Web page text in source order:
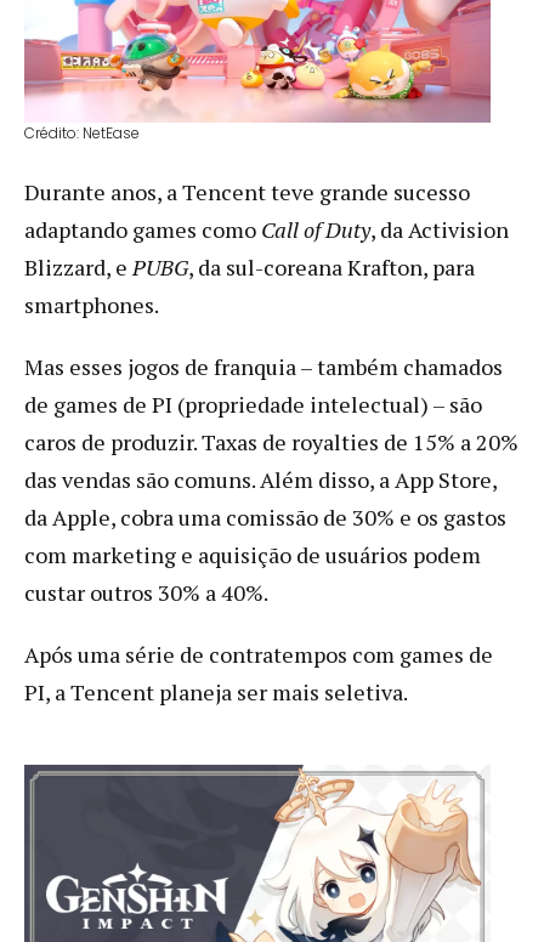
Crédito: NetEase
Durante anos, a Tencent teve grande sucesso
adaptando games como Call of Duty, da Activision
Blizzard, ePUBG, da sul-coreana Krafton, para
smartphones.
Mas esses jogos de franquia – também chamados
de games de PI (propriedade intelectual) – são
caros de produzir. Taxas de royalties de 15% a 20%
das vendas são comuns. Além disso, a App Store,
da Apple, cobra uma comissão de 30% e os gastos
com marketing e aquisição de usuários podem
custar outros 30% a 40%.
Após uma série de contratempos com games de
PI, a Tencent planeja ser mais seletiva.